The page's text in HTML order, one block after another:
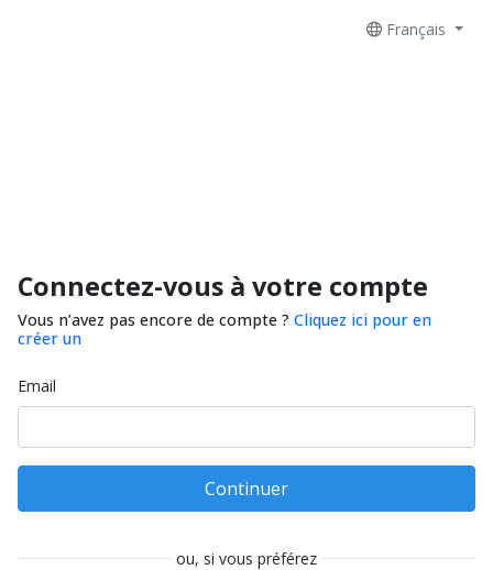
Français
Connectez-vous à votre compte
Vous n’avez pas encore de compte ? Cliquez ici pour en
créer un
Email
Continuer
ou, si vous préférez